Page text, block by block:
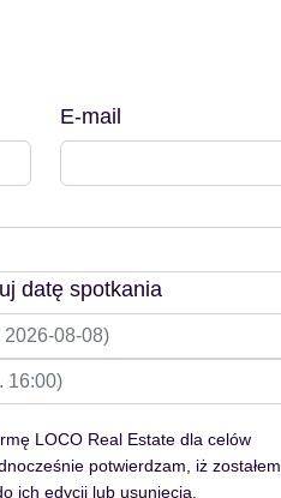
E-mail
datę spotkania
LOCO Real Estate dla celów
potwierdzam, iż zostałem
ich edycji lub usunięcia.